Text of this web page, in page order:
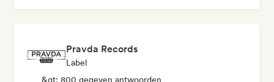
Pravda Records
Label
&gt; 800 gegeven antwoorden